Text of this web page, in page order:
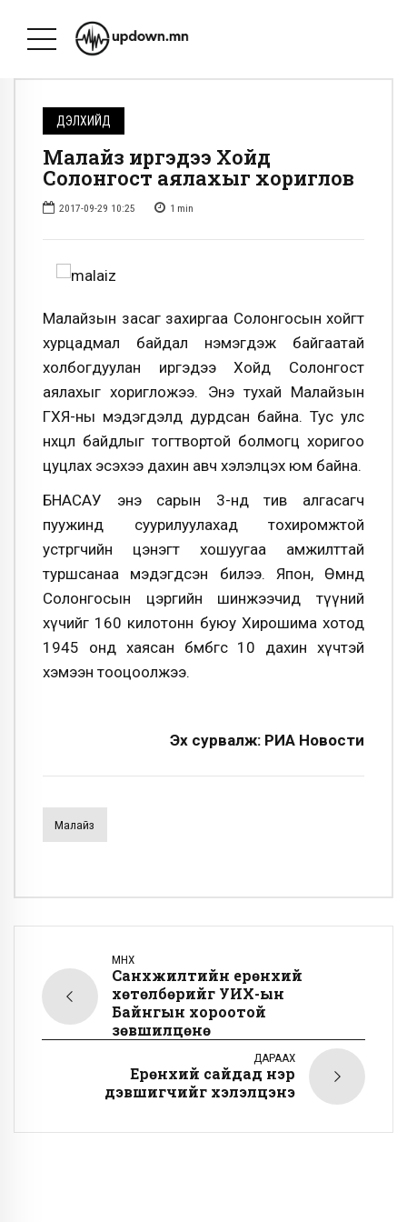
ДЭЛХИЙД
Малайз иргэдээ Хойд
Солонгост аялахыг хориглов
2017-09-29 10:25 1 min
Малайзын засаг захиргаа Солонгосын хойгт
хурцадмал байдал нэмэгдэж байгаатай
холбогдуулан иргэдээ Хойд Солонгост
аялахыг хоригложээ. Энэ тухай Малайзын
ГХЯ-ны мэдэгдэлд дурдсан байна. Тус улс
нөхцөл байдлыг тогтвортой болмогц хоригоо
цуцлах эсэхээ дахин авч хэлэлцэх юм байна.
БНАСАУ энэ сарын 3-нд тив алгасагч
пуужинд суурилуулахад тохиромжтой
устөрөгчийн цэнэгт хошуугаа амжилттай
туршсанаа мэдэгдсэн билээ. Япон, Өмнөд
Солонгосын цэргийн шинжээчид түүний
хүчийг 160 килотонн буюу Хирошима хотод
1945 онд хаясан бөмбөгөөс 10 дахин хүчтэй
хэмээн тооцоолжээ.
Эх сурвалж: РИА Новости
Малайз
ӨМНӨХ
Санхүүжилтийн ерөнхий
хөтөлбөрийг УИХ-ын
Байнгын хороотой
зөвшилцөнө
ДАРААХ
Ерөнхий сайдад нэр
дэвшигчийг хэлэлцэнэ